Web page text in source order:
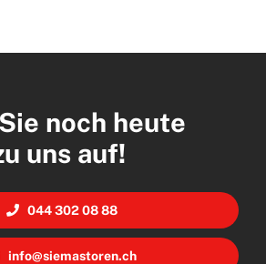
noch heute
uns auf!
044 302 08 88
info@siemastoren.ch